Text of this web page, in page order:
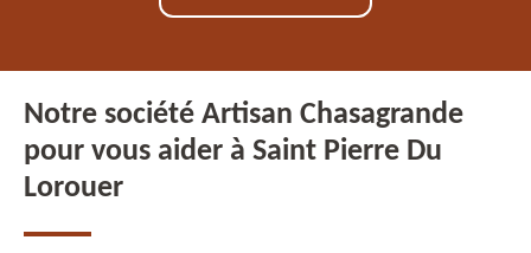
Notre société Artisan Chasagrande
pour vous aider à Saint Pierre Du
Lorouer